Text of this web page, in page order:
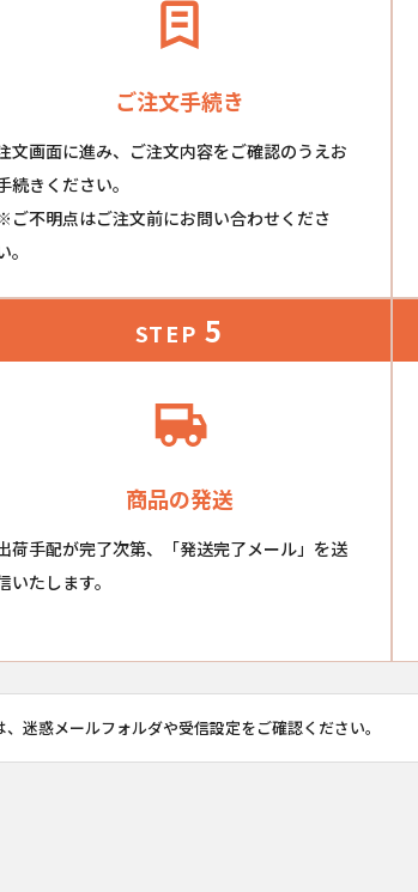
ご注文手続き
文画面に進み、ご注文内容をご確認のうえお
続きください。
ご不明点はご注文前にお問い合わせくださ
。
STEP 5
商品の発送
荷手配が完了次第、「発送完了メール」を送
いたします。
迷惑メールフォルダや受信設定をご確認ください。